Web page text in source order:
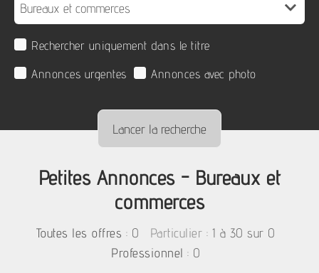
Rechercher uniquement dans le titre
Annonces urgentes
Annonces avec photo
Petites Annonces - Bureaux et
commerces
Toutes les offres : 0 Particulier : 1 à 30 sur 0
Professionnel : 0